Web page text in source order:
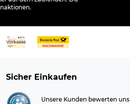
Sicher Einkaufen
Unsere Kunden bewerten uns